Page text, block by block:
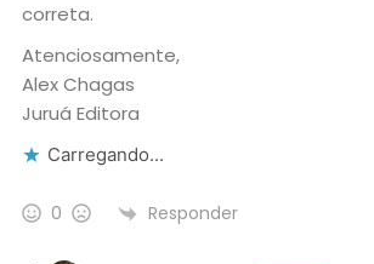
correta.
Atenciosamente,
Alex Chagas
Juruá Editora
Carregando...
0 Responder